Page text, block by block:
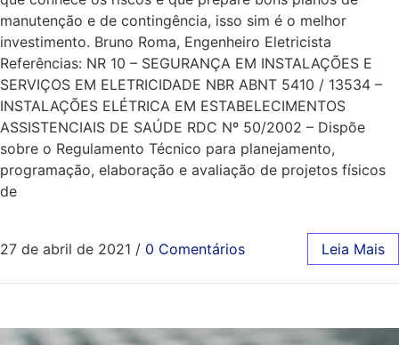
manutenção e de contingência, isso sim é o melhor
investimento. Bruno Roma, Engenheiro Eletricista
Referências: NR 10 – SEGURANÇA EM INSTALAÇÕES E
SERVIÇOS EM ELETRICIDADE NBR ABNT 5410 / 13534 –
INSTALAÇÕES ELÉTRICA EM ESTABELECIMENTOS
ASSISTENCIAIS DE SAÚDE RDC Nº 50/2002 – Dispõe
sobre o Regulamento Técnico para planejamento,
programação, elaboração e avaliação de projetos físicos
de
27 de abril de 2021 / 0 Comentários Leia Mais